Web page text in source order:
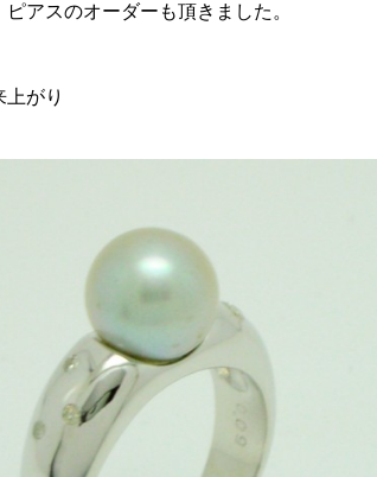
アスのオーダーも頂きました。
上がり